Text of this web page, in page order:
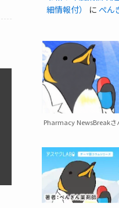
細情報付）
に ぺん
Pharmacy NewsBreakさ